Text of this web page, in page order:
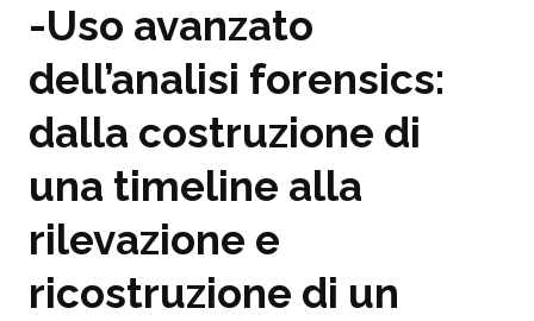
-Uso avanzato
dell’analisi forensics:
dalla costruzione di
una timeline alla
rilevazione e
ricostruzione di un